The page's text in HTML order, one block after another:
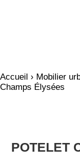
Accueil › Mobilier
Champs Élysées
POTELET